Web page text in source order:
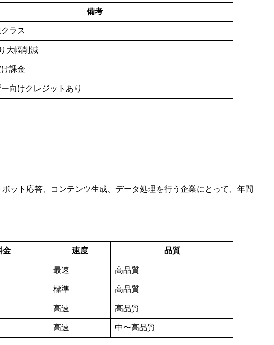
備考
ラス
大幅削減
課金
向けクレジットあり
ット応答、コンテンツ生成、データ処理を行う企業にとって、年間
金 速度 品質
最速 高品質
標準 高品質
高速 高品質
高速 中〜高品質